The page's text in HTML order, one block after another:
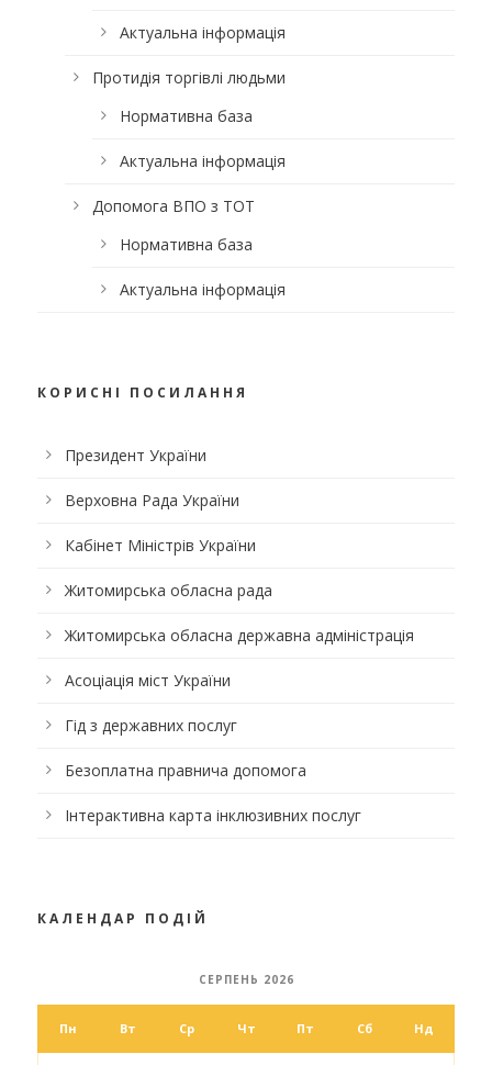
Актуальна інформація
Протидія торгівлі людьми
Нормативна база
Актуальна інформація
Допомога ВПО з ТОТ
Нормативна база
Актуальна інформація
КОРИСНІ ПОСИЛАННЯ
Президент України
Верховна Рада України
Кабінет Міністрів України
Житомирська обласна рада
Житомирська обласна державна адміністрація
Асоціація міст України
Гід з державних послуг
Безоплатна правнича допомога
Інтерактивна карта інклюзивних послуг
КАЛЕНДАР ПОДІЙ
СЕРПЕНЬ 2026
Пн Вт Ср Чт Пт Сб Нд